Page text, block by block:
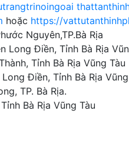
hoặc https://
Nguyên,TP.Bà Rịa
Long Điền, Tỉnh Bà Rịa
Tỉnh Bà Rịa Vũng Tàu
Điền, Tỉnh Bà Rịa
TP. Bà Rịa.
Bà Rịa Vũng Tàu